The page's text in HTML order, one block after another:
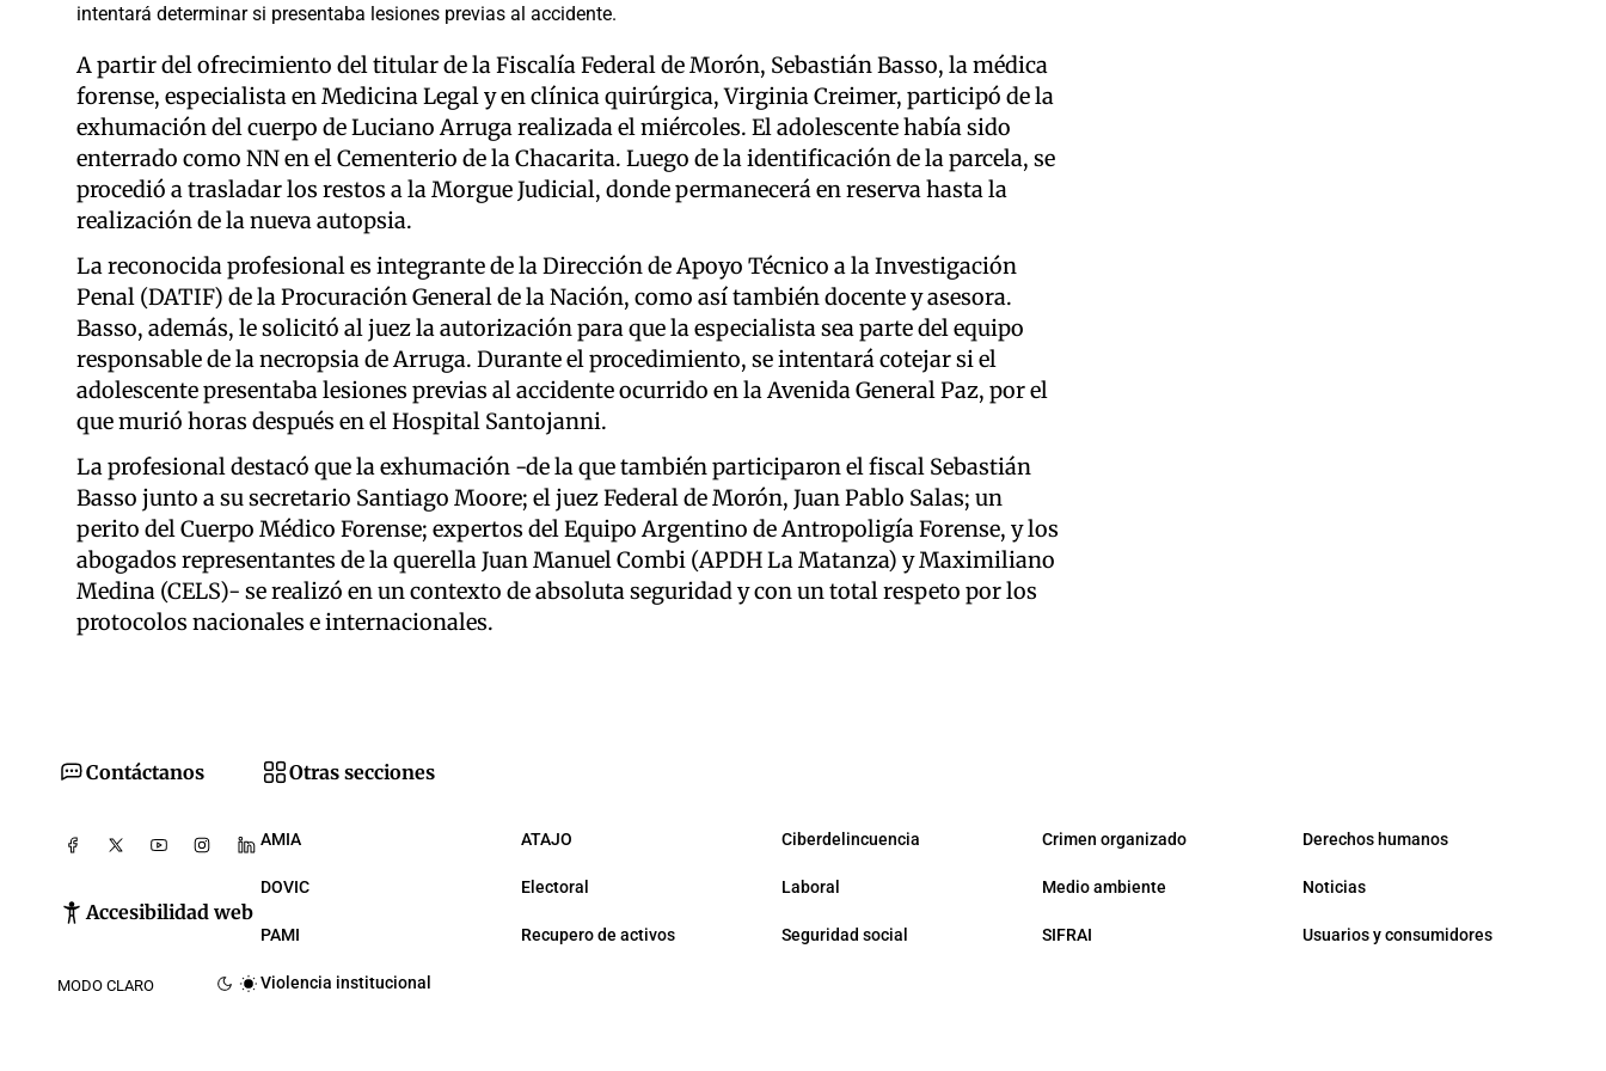
intentará determinar si presentaba lesiones previas al accidente.
A partir del ofrecimiento del titular de la Fiscalía Federal de Morón, Sebastián Basso, la médica
forense, especialista en Medicina Legal y en clínica quirúrgica, Virginia Creimer, participó de la
exhumación del cuerpo de Luciano Arruga realizada el miércoles. El adolescente había sido
enterrado como NN en el Cementerio de la Chacarita. Luego de la identificación de la parcela, se
procedió a trasladar los restos a la Morgue Judicial, donde permanecerá en reserva hasta la
realización de la nueva autopsia.
La reconocida profesional es integrante de la Dirección de Apoyo Técnico a la Investigación
Penal (DATIF) de la Procuración General de la Nación, como así también docente y asesora.
Basso, además, le solicitó al juez la autorización para que la especialista sea parte del equipo
responsable de la necropsia de Arruga. Durante el procedimiento, se intentará cotejar si el
adolescente presentaba lesiones previas al accidente ocurrido en la Avenida General Paz, por el
que murió horas después en el Hospital Santojanni.
La profesional destacó que la exhumación -de la que también participaron el fiscal Sebastián
Basso junto a su secretario Santiago Moore; el juez Federal de Morón, Juan Pablo Salas; un
perito del Cuerpo Médico Forense; expertos del Equipo Argentino de Antropoligía Forense, y los
abogados representantes de la querella Juan Manuel Combi (APDH La Matanza) y Maximiliano
Medina (CELS)- se realizó en un contexto de absoluta seguridad y con un total respeto por los
protocolos nacionales e internacionales.
Contáctanos
Accesibilidad web
MODO CLARO
Otras secciones
AMIA ATAJO Ciberdelincuencia Crimen organizado Derechos humanos
DOVIC Electoral Laboral Medio ambiente Noticias
PAMI Recupero de activos Seguridad social SIFRAI Usuarios y consumidores
Violencia institucional